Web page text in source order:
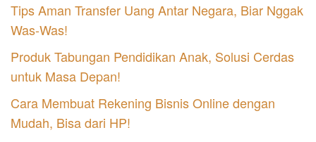
Tips Aman Transfer Uang Antar Negara, Biar Nggak
Was-Was!
Produk Tabungan Pendidikan Anak, Solusi Cerdas
untuk Masa Depan!
Cara Membuat Rekening Bisnis Online dengan
Mudah, Bisa dari HP!